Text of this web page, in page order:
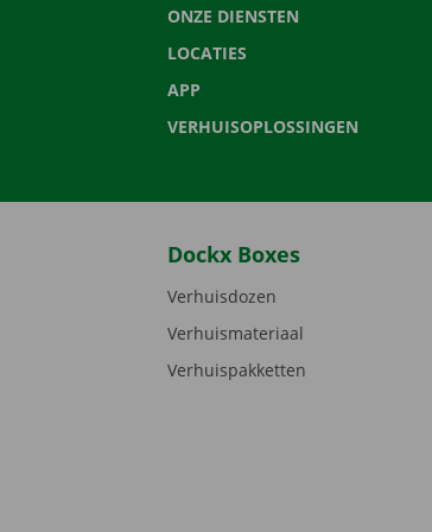
ONZE DIENSTEN
LOCATIES
APP
VERHUISOPLOSSINGEN
Dockx Boxes
Verhuisdozen
Verhuismateriaal
Verhuispakketten